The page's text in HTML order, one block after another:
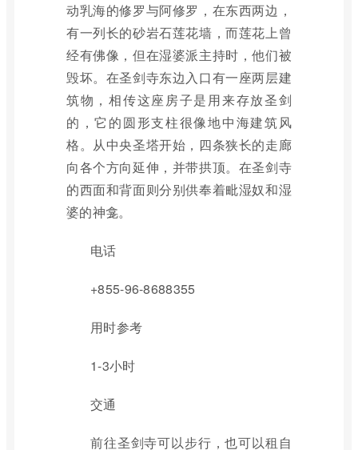
动乳海的修罗与阿修罗，在东西两边，
有一列长的砂岩石莲花墙，而莲花上曾
经有佛像，但在湿婆派主持时，他们被
毁坏。在圣剑寺东边入口有一座两层建
筑物，相传这座房子是用来存放圣剑
的，它的圆形支柱很像地中海建筑风
格。从中央圣塔开始，四条狭长的走廊
向各个方向延伸，并带拱顶。在圣剑寺
的西面和背面则分别供奉着毗湿奴和湿
婆的神龛。
电话
+855-96-8688355
用时参考
1-3小时
交通
前往圣剑寺可以步行，也可以租自